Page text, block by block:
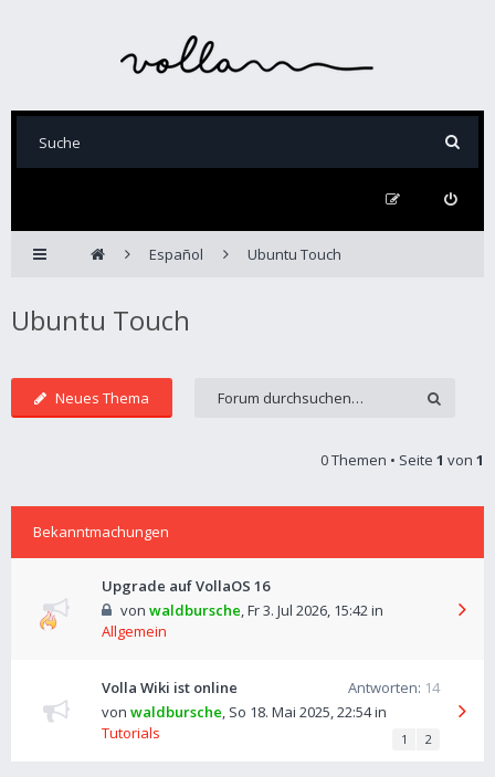
Español Ubuntu Touch
Ubuntu Touch
Neues Thema
0 Themen • Seite 1 von 1
Bekanntmachungen
Upgrade auf VollaOS 16
von waldbursche,Fr 3. Jul 2026, 15:42in
Allgemein
Volla Wiki ist online Antworten: 14
von waldbursche, So 18. Mai 2025, 22:54in
Tutorials
1 2